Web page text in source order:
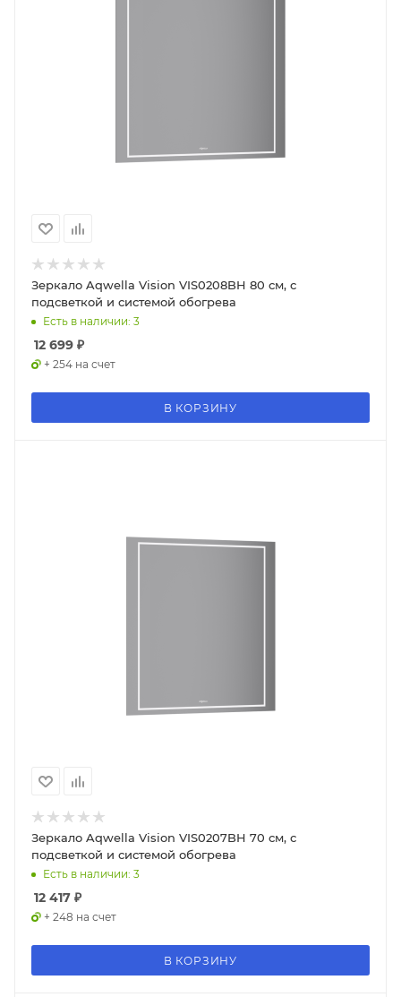
Зеркало Aqwella Vision VIS0208BH 80 см, с
подсветкой и системой обогрева
Есть в наличии: 3
12 699 ₽
+ 254 на счет
В КОРЗИНУ
Зеркало Aqwella Vision VIS0207BH 70 см, с
подсветкой и системой обогрева
Есть в наличии: 3
12 417 ₽
+ 248 на счет
В КОРЗИНУ